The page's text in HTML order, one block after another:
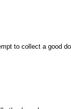
to collect a good